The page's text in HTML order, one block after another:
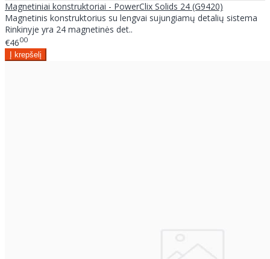
Magnetiniai konstruktoriai - PowerClix Solids 24 (G9420)
Magnetinis konstruktorius su lengvai sujungiamų detalių sistema
Rinkinyje yra 24 magnetinės det..
€4600